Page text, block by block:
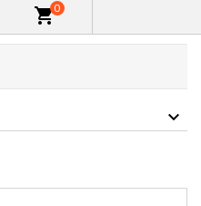
shopping_cart0